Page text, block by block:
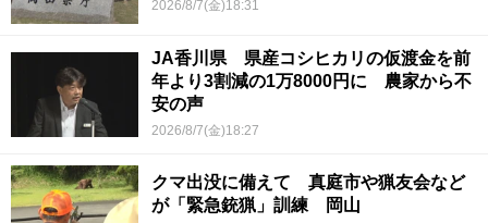
2026/8/7(金)18:31
JA香川県 県産コシヒカリの仮渡金を前
年より3割減の1万8000円に 農家から不
安の声
2026/8/7(金)18:27
クマ出没に備えて 真庭市や猟友会など
が「緊急銃猟」訓練 岡山